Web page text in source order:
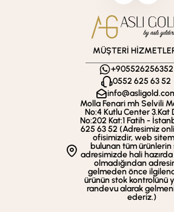
MÜŞTERİ
+905526256352
0552 625 63 52
Molla Fenari mh Selvili
No:4 Kutlu Center 3.Kat
No:202 Kat:1 Fatih -
625 63 52 (Adresimiz
ofisimizdir, web
bulunan tüm ürünlerin
adresimizde hali
olmadığından
gelmeden önce
ürünün stok kontrolünü
randevu alarak
ederiz.)